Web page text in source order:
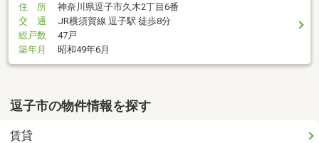
住 所
神奈川県逗子市久木2丁目6番
交 通
JR横須賀線 逗子駅 徒歩8分
総戸数
47戸
築年月
昭和49年6月
逗子市の物件情報を探す
賃貸